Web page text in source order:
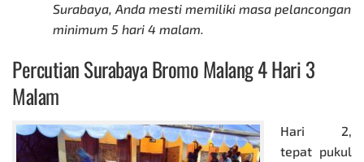
Surabaya, Anda mesti memiliki masa pelancongan
minimum 5 hari 4 malam.
Percutian SurabayaBromo Malang 4 Hari 3
Malam
Hari 2,
tepat pukul